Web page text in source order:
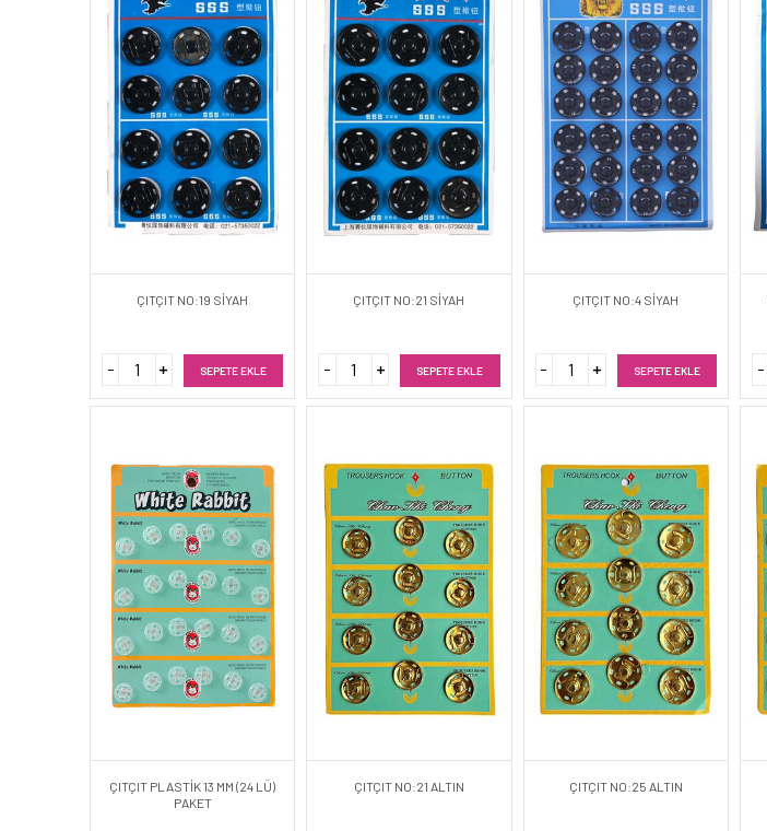
ÇITÇIT NO:19 SİYAH
SEPETE EKLE
ÇITÇIT NO:21 SİYAH
SEPETE EKLE
ÇITÇIT NO:4 SİYAH
SEPETE EKLE
ÇITÇIT PLASTİK 13 MM (24 LÜ)
PAKET
ÇITÇIT NO:21 ALTIN ÇITÇIT NO:25 ALTIN